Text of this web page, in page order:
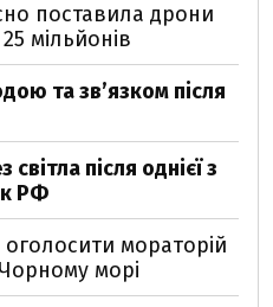
поставила дрони
мільйонів
та звʼязком після
після однієї з
РФ
мораторій
морі